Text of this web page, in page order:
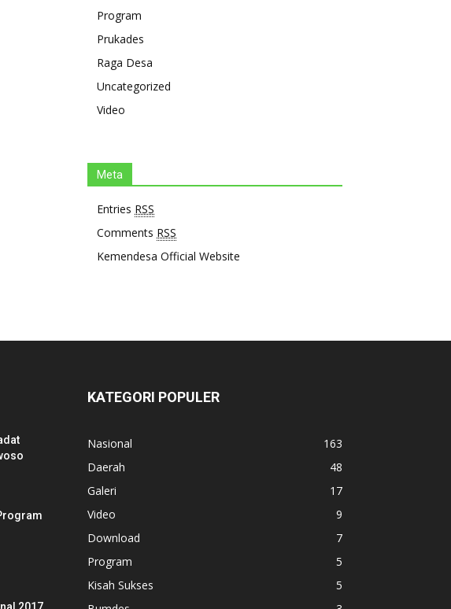
Program
Prukades
Raga Desa
Uncategorized
Video
Meta
Entries RSS
Comments RSS
Kemendesa Official Website
KATEGORI POPULER
Nasional
163
Daerah
48
Galeri
17
Video
9
Download
7
Program
5
Kisah Sukses
5